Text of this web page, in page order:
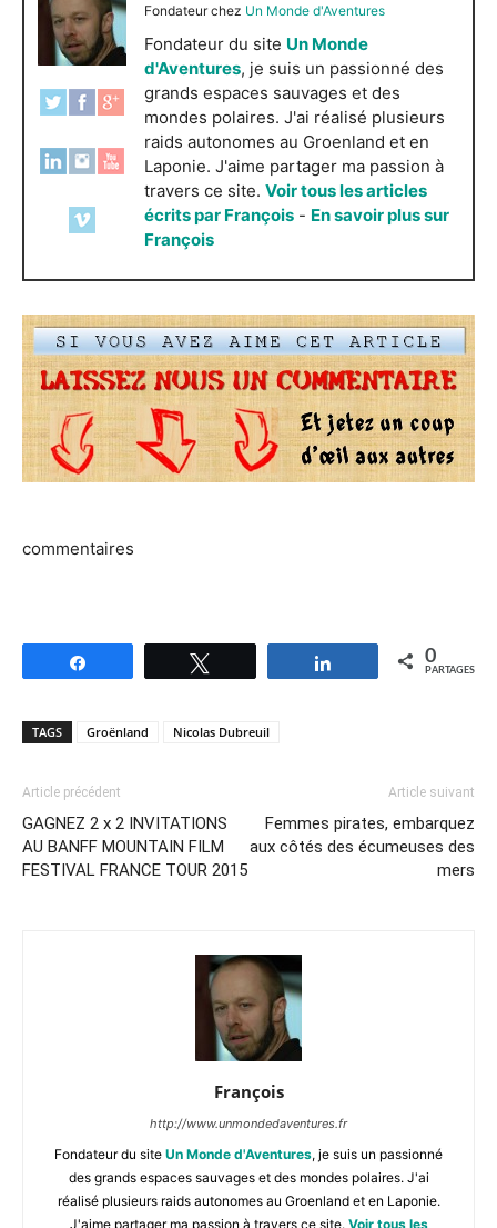
Fondateurchez Un Monde d'Aventures
Fondateur du site Un Monde
d'Aventures, je suis un passionné des
grands espaces sauvages et des
mondes polaires. J'ai réalisé plusieurs
raids autonomes au Groenland et en
Laponie. J'aime partager ma passion à
travers ce site. Voir tous les articles
écrits par François - En savoir plus sur
François
commentaires
Partagez 0
PARTAGES
TAGS Groënland Nicolas Dubreuil
Article précédent
GAGNEZ 2 x 2 INVITATIONS
AU BANFF MOUNTAIN FILM
FESTIVAL FRANCE TOUR 2015
Article suivant
Femmes pirates, embarquez
aux côtés des écumeuses des
mers
François
http://www.unmondedaventures.fr
Fondateur du site Un Monde d'Aventures, je suis un passionné
des grands espaces sauvages et des mondes polaires. J'ai
réalisé plusieurs raids autonomes au Groenland et en Laponie.
J'aime partager ma passion à travers ce site. Voir tous les